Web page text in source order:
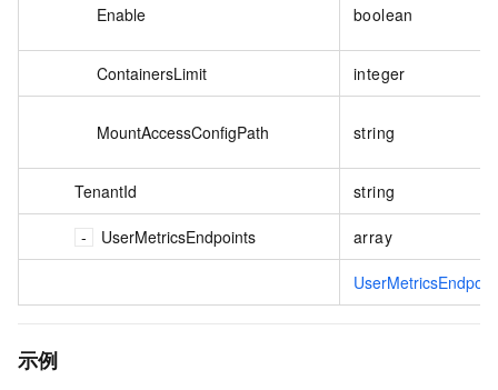
Enable boolean
ContainersLimit integer
MountAccessConfigPath string
TenantId string
UserMetricsEndpoints array
示例